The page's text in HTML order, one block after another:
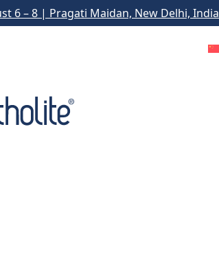
6 – 8 | Pragati Maidan, New Delhi, India